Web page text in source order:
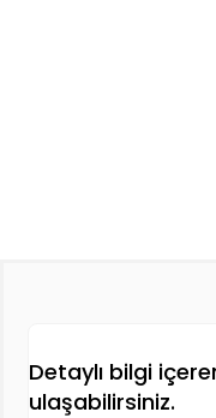
Detaylı bilgi
ulaşabilirsiniz.